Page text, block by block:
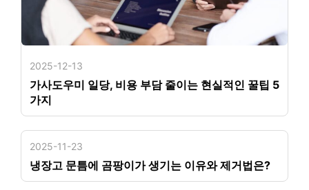
2025-12-13
가사도우미 일당, 비용 부담 줄이는 현실적인 꿀팁 5
가지
2025-11-23
냉장고 문틈에 곰팡이가 생기는 이유와 제거법은?